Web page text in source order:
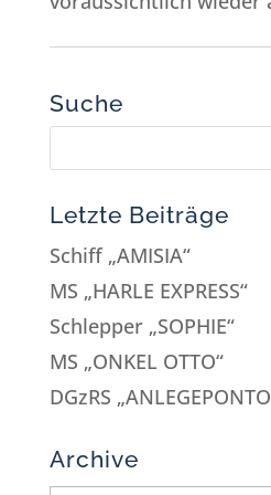
Suche
Letzte Beiträge
Schiff „AMISIA“
MS „HARLE EXPRESS“
Schlepper „SOPHIE“
MS „ONKEL OTTO“
DGzRS
Archive